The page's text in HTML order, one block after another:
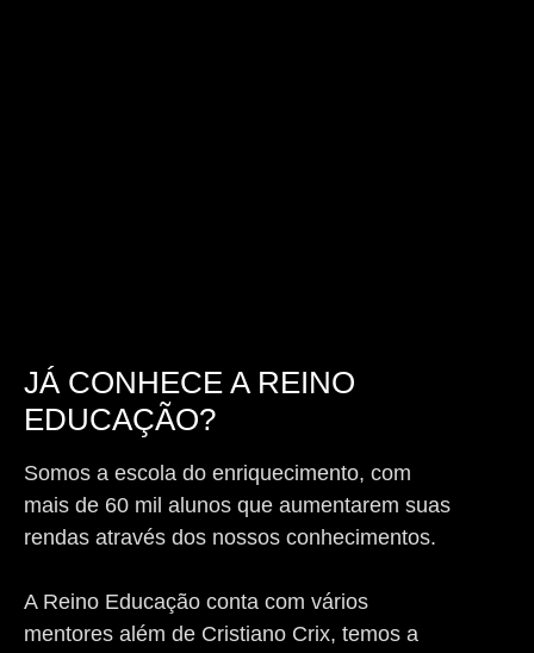
JÁ CONHECE A REINO
EDUCAÇÃO?
Somos a escola do enriquecimento, com
mais de 60 mil alunos que aumentarem suas
rendas através dos nossos conhecimentos.
A Reino Educação conta com vários
mentores além de Cristiano Crix, temos a